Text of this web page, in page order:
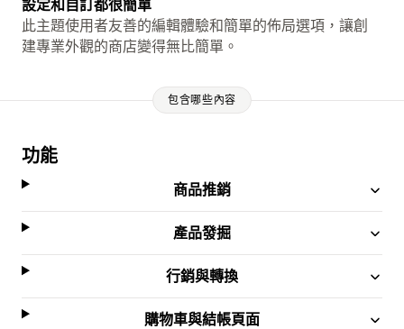
設定和自訂都很簡單
此主題使用者友善的編輯體驗和簡單的佈局選項，讓創
建專業外觀的商店變得無比簡單。
包含哪些內容
功能
商品推銷
產品發掘
行銷與轉換
購物車與結帳頁面